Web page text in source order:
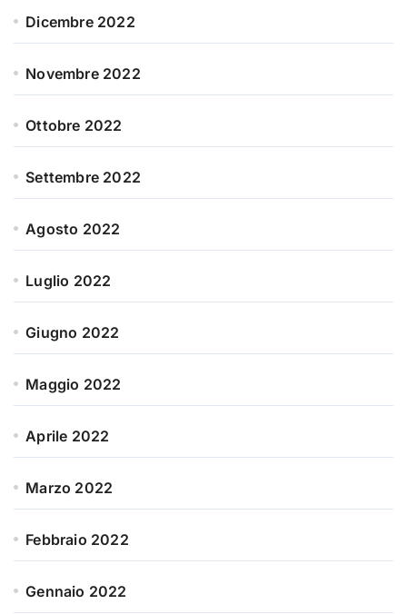
Dicembre 2022
Novembre 2022
Ottobre 2022
Settembre 2022
Agosto 2022
Luglio 2022
Giugno 2022
Maggio 2022
Aprile 2022
Marzo 2022
Febbraio 2022
Gennaio 2022